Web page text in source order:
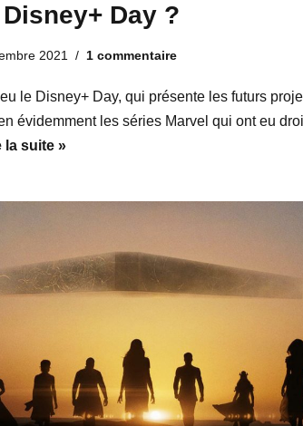
Day ?
2021 1 commentaire
le Disney+ Day, qui présente les futurs
évidemment les séries Marvel qui ont eu
la suite »